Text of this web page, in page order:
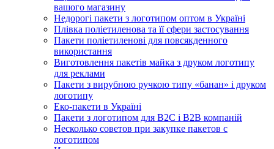
вашого магазину
Недорогі пакети з логотипом оптом в Україні
Плівка поліетиленова та її сфери застосування
Пакети поліетиленові для повсякденного
використання
Виготовлення пакетів майка з друком логотипу
для реклами
Пакети з вирубною ручкою типу «банан» і друком
логотипу
Еко-пакети в Україні
Пакети з логотипом для B2C і B2B компаній
Несколько советов при закупке пакетов с
логотипом